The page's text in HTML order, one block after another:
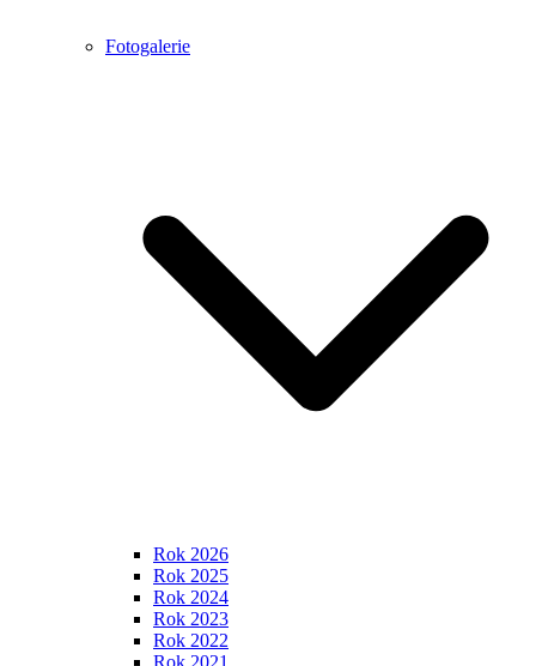
Fotogalerie
Rok 2026
Rok 2025
Rok 2024
Rok 2023
Rok 2022